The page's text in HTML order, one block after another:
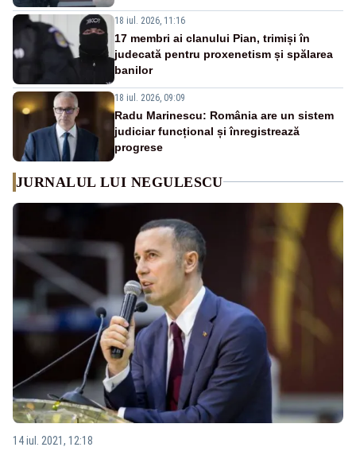
18 iul. 2026, 11:16
17 membri ai clanului Pian, trimiși în
judecată pentru proxenetism și spălarea
banilor
18 iul. 2026, 09:09
Radu Marinescu: România are un sistem
judiciar funcțional și înregistrează
progrese
JURNALUL LUI NEGULESCU
14 iul. 2021, 12:18